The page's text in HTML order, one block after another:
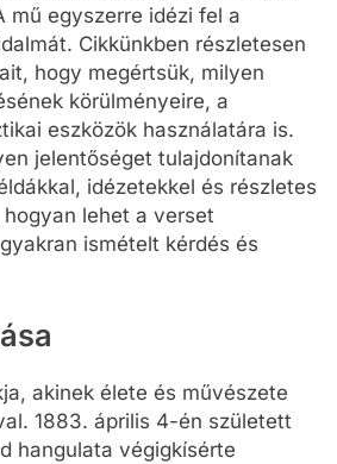
mű egyszerre idézi fel a
Cikkünkben részletesen
hogy megértsük, milyen
körülményeire, a
eszközök használatára is.
jelentőséget tulajdonítanak
idézetekkel és részletes
lehet a verset
ismételt kérdés és
akinek élete és művészete
1883. április 4-én született
hangulata végigkísérte